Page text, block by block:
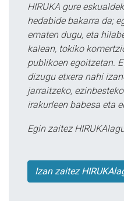
HIRUKA gure
hedabide bakarra da;
ematen dugu, eta
kalean, tokiko
publikoen egoitzetan.
dizugu etxera nahi
jarraitzeko,
irakurleen babesa eta
Egin zaitez
Izan zaitez